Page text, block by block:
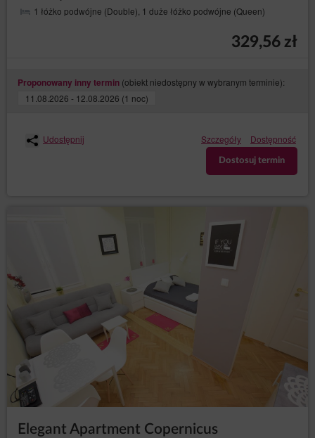
1 łóżko podwójne (Double), 1 duże łóżko podwójne (Queen)
329,56 zł
Proponowany inny termin (obiekt niedostępny w wybranym terminie):
11.08.2026 - 12.08.2026 (1 noc)
Udostępnij Szczegóły Dostępność
Dostosuj termin
Elegant Apartment Copernicus